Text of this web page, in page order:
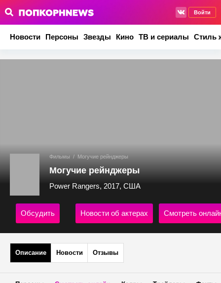
Войти
Новости Персоны Звезды Кино ТВ и сериалы Стиль
Фильмы / Могучие рейнджеры
Могучие рейнджеры
Power Rangers, 2017, США
Обсудить Новости об актерах Смотреть
Описание Новости Отзывы